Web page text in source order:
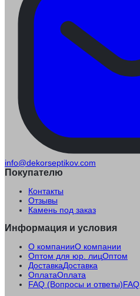
info@dekorseptikov.com
Покупателю
Контакты
Отзывы
Камень под заказ
Информация и условия
О компанииО компании
Оптом для юр. лицОптом
ДоставкаДоставка
ОплатаОплата
FAQ (Вопросы и ответы)FAQ